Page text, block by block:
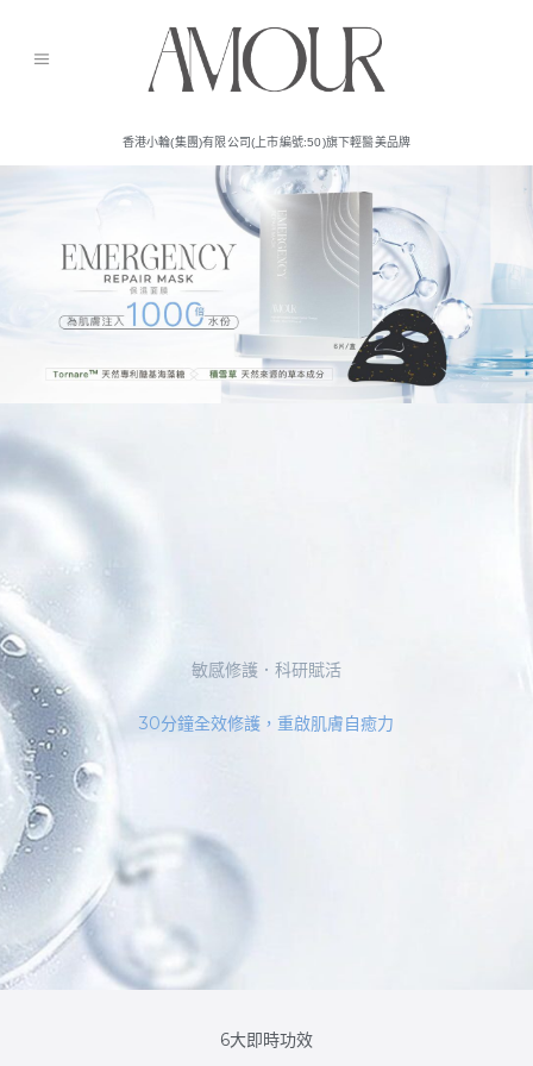
香港小輪(集團)有限公司(上市編號:50)旗下輕醫美品牌
敏感修護．科研賦活
30分鐘全效修護，重啟肌膚自癒力
6大即時功效